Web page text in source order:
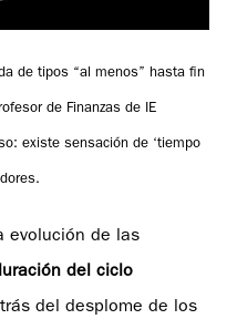
de tipos “al menos” hasta fin
de Finanzas de IE
existe sensación de ‘tiempo
evolución de las
del ciclo
del desplome de los